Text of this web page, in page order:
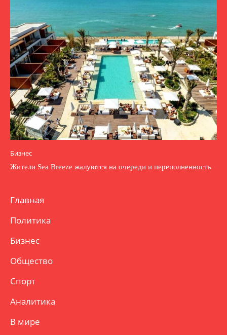
Бизнес
Жители Sea Breeze жалуются на очереди и переполненность
Главная
Политика
Бизнес
Общество
Спорт
Аналитика
В мире